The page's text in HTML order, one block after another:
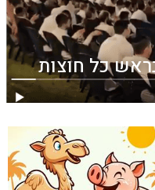
כל חוצות